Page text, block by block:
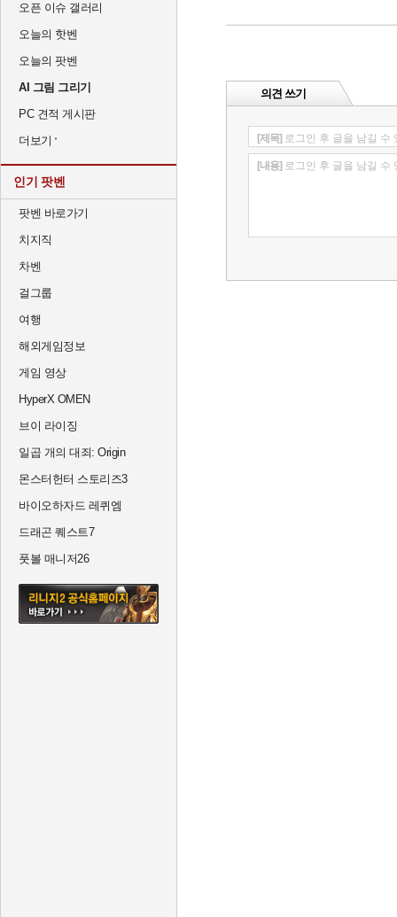
오픈 이슈 갤러리
오늘의 핫벤
오늘의 팟벤
AI 그림 그리기
PC 견적 게시판
더보기
인기 팟벤
팟벤 바로가기
치지직
차벤
걸그룹
여행
해외게임정보
게임 영상
HyperX OMEN
브이 라이징
일곱 개의 대죄: Origin
몬스터헌터 스토리즈3
바이오하자드 레퀴엠
드래곤 퀘스트7
풋볼 매니저26
의견 쓰기
[제목] 로그인 후 글을 남길 수
[내용] 로그인 후 글을 남길 수